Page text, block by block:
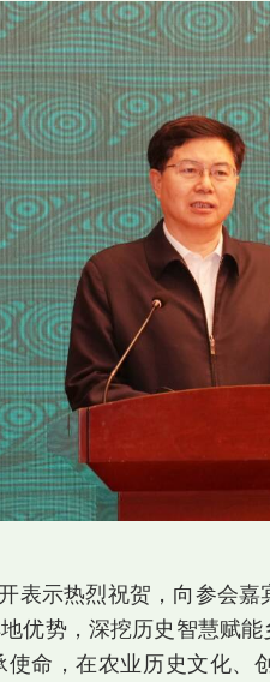
表示热烈祝贺，向参会
优势，深挖历史智慧赋
命，在农业历史文化、